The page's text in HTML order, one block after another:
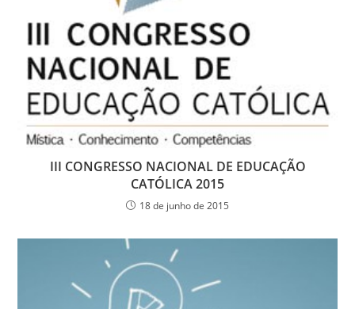
III CONGRESSO NACIONAL DE EDUCAÇÃO
CATÓLICA 2015
18 de junho de 2015